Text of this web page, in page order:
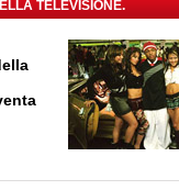
TELEVISIONE.